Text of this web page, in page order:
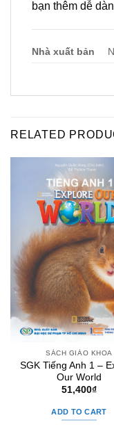
bạn thêm dễ
Nhà xuất bản
RELATED
SÁCH GIÁO KHOA
SGK Tiếng Anh 1 –
Our World
51,400₫
ADD TO CART